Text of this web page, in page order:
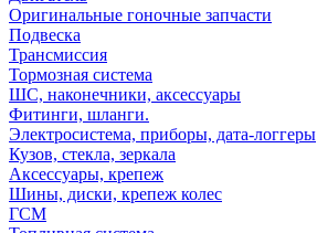
Оригинальные гоночные запчасти
Подвеска
Трансмиссия
Тормозная система
ШС, наконечники, аксессуары
Фитинги, шланги.
Электросистема, приборы, дата-логгеры
Кузов, стекла, зеркала
Аксессуары, крепеж
Шины, диски, крепеж колес
ГСМ